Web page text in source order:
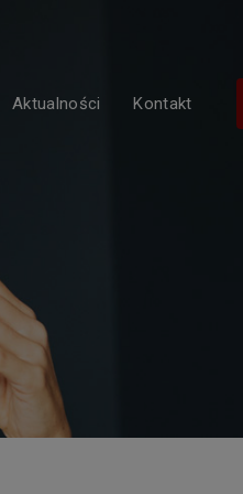
Aktualności Kontakt